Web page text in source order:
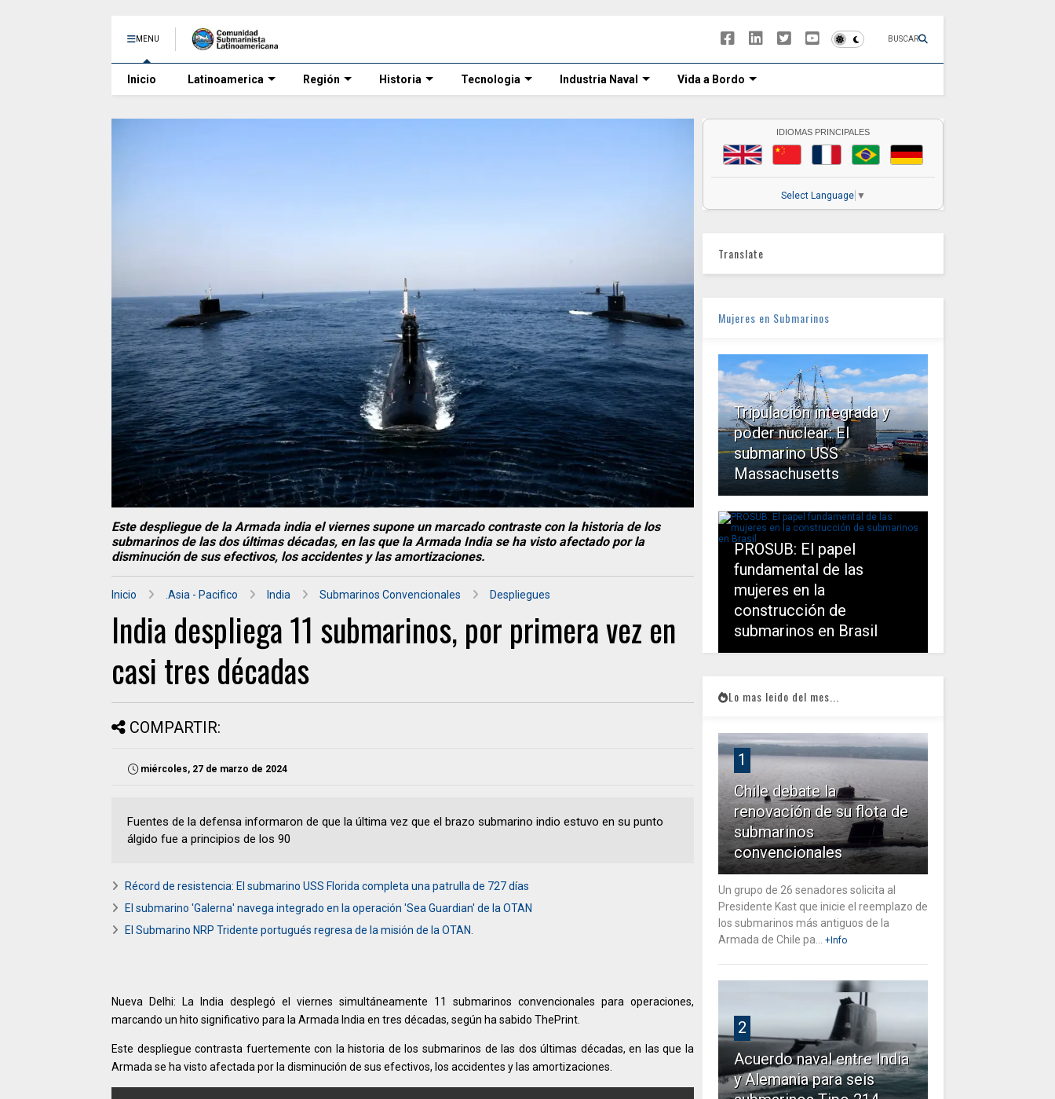
MENU BUSCAR
Inicio Latinoamerica Región Historia Tecnologia Industria Naval Vida a Bordo
Este despliegue de la Armada india el viernes supone un marcado contraste con la historia de los
submarinos de las dos últimas décadas, en las que laArmada India se ha visto afectado por la
disminución de sus efectivos, los accidentes y las amortizaciones.
Inicio .Asia - Pacifico India Submarinos Convencionales Despliegues
India despliega 11 submarinos, por primera vez en
casi tres décadas
COMPARTIR:
miércoles, 27 de marzo de 2024
Fuentes de la defensa informaron de que la última vez que el brazo submarino indio estuvo en su punto
álgido fue a principios de los 90
Récord de resistencia: El submarino USS Florida completa una patrulla de 727 días
El submarino 'Galerna' navega integrado en la operación 'Sea Guardian' de la OTAN
El Submarino NRP Tridente portugués regresa de la misión de la OTAN.
Nueva Delhi: La India desplegó el viernes simultáneamente 11 submarinos convencionales para operaciones,
marcando un hito significativo para la Armada India en tres décadas, según ha sabido ThePrint.
Este despliegue contrasta fuertemente con la historia de los submarinos de las dos últimas décadas, en las que la
Armada se ha visto afectada por la disminución de sus efectivos, los accidentes y las amortizaciones.
IDIOMAS PRINCIPALES
Select Language ▼
Translate
Mujeres en Submarinos
Tripulación integrada y
poder nuclear: El
submarino USS
Massachusetts
PROSUB: El papel
fundamental de las
mujeres en la
construcción de
submarinos en Brasil
Lo mas leido del mes...
1
Chile debate la
renovación de su flota de
submarinos
convencionales
Un grupo de 26 senadores solicita al
Presidente Kast que inicie el reemplazo de
los submarinos más antiguos de la
Armada de Chile pa...
+Info
2
Acuerdo naval entre India
y Alemania para seis